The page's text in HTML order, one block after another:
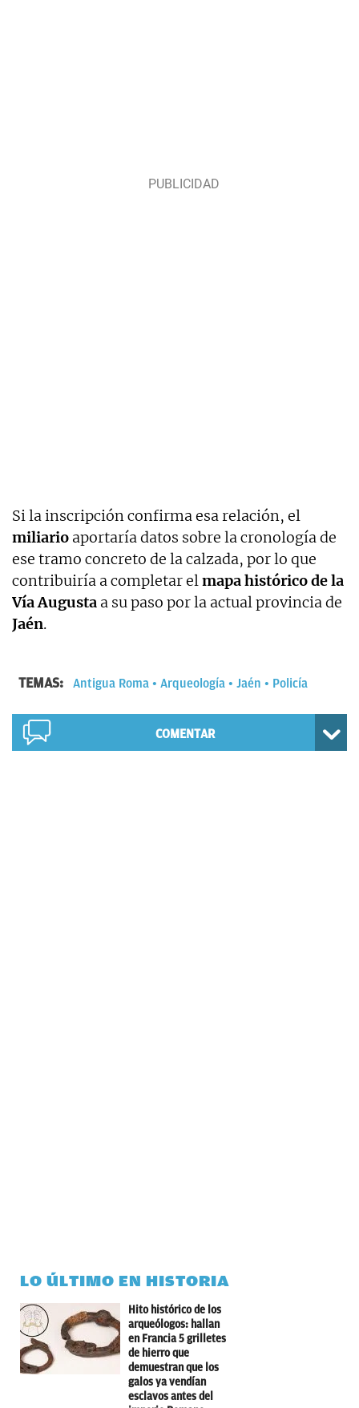
Si la inscripción confirma esa relación, el
miliario aportaría datos sobre la cronología de
ese tramo concreto de la calzada, por lo que
contribuiría a completar elmapa histórico de la
Vía Augusta a su paso por la actual provincia de
Jaén.
TEMAS: Antigua Roma Arqueología Jaén Policía
COMENTAR
LO ÚLTIMO EN HISTORIA
Hito histórico de los
arqueólogos: hallan
en Francia 5 grilletes
de hierro que
demuestran que los
galos ya vendían
esclavos antes del